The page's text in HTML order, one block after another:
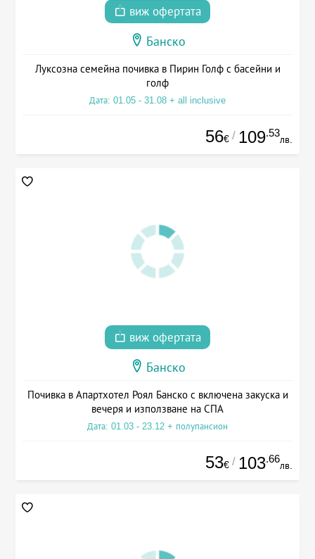
виж офертата
Банско
Луксозна семейна почивка в Пирин Голф с басейни и
голф
Дата: 01.05 - 31.08 + all inclusive
56€ / 109.53
лв.
виж офертата
Банско
Почивка в Апартхотел Роял Банско с включена закуска и
вечеря и използване на СПА
Дата: 01.03 - 23.12 + полупансион
53€ / 103.66
лв.